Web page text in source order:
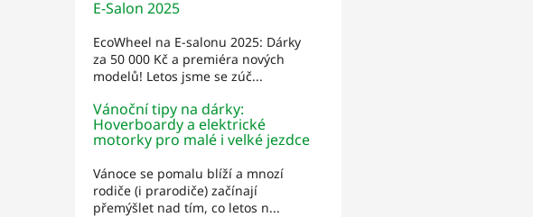
E-Salon 2025
EcoWheel na E-salonu 2025: Dárky
za 50 000 Kč a premiéra nových
modelů! Letos jsme se zúč...
Vánoční tipy na dárky:
Hoverboardy a elektrické
motorky pro malé i velké jezdce
Vánoce se pomalu blíží a mnozí
rodiče (i prarodiče) začínají
přemýšlet nad tím, co letos n...